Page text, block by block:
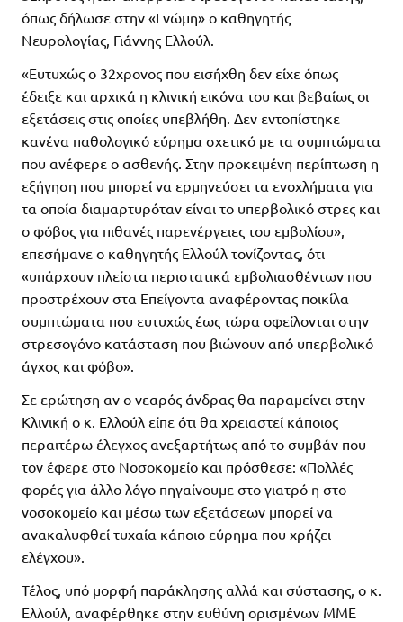
όπως δήλωσε στην «Γνώμη» ο καθηγητής
Νευρολογίας, Γιάννης Ελλούλ.
«Ευτυχώς ο 32χρονος που εισήχθη δεν είχε όπως
έδειξε και αρχικά η κλινική εικόνα του και βεβαίως οι
εξετάσεις στις οποίες υπεβλήθη. Δεν εντοπίστηκε
κανένα παθολογικό εύρημα σχετικό με τα συμπτώματα
που ανέφερε ο ασθενής. Στην προκειμένη περίπτωση η
εξήγηση που μπορεί να ερμηνεύσει τα ενοχλήματα για
τα οποία διαμαρτυρόταν είναι το υπερβολικό στρες και
ο φόβος για πιθανές παρενέργειες του εμβολίου»,
επεσήμανε ο καθηγητής Ελλούλ τονίζοντας, ότι
«υπάρχουν πλείστα περιστατικά εμβολιασθέντων που
προστρέχουν στα Επείγοντα αναφέροντας ποικίλα
συμπτώματα που ευτυχώς έως τώρα οφείλονται στην
στρεσογόνο κατάσταση που βιώνουν από υπερβολικό
άγχος και φόβο».
Σε ερώτηση αν ο νεαρός άνδρας θα παραμείνει στην
Κλινική ο κ. Ελλούλ είπε ότι θα χρειαστεί κάποιος
περαιτέρω έλεγχος ανεξαρτήτως από το συμβάν που
τον έφερε στο Νοσοκομείο και πρόσθεσε: «Πολλές
φορές για άλλο λόγο πηγαίνουμε στο γιατρό η στο
νοσοκομείο και μέσω των εξετάσεων μπορεί να
ανακαλυφθεί τυχαία κάποιο εύρημα που χρήζει
ελέγχου».
Τέλος, υπό μορφή παράκλησης αλλά και σύστασης, ο κ.
Ελλούλ, αναφέρθηκε στην ευθύνη ορισμένων ΜΜΕ